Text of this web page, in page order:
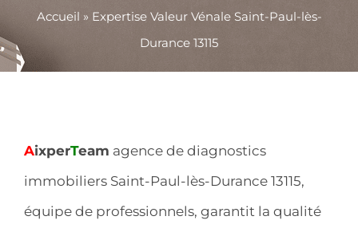
Accueil » Expertise Valeur Vénale Saint-Paul-lès-
Durance 13115
AixperTeam agence de diagnostics
immobiliers Saint-Paul-lès-Durance 13115,
équipe de professionnels, garantit la qualité